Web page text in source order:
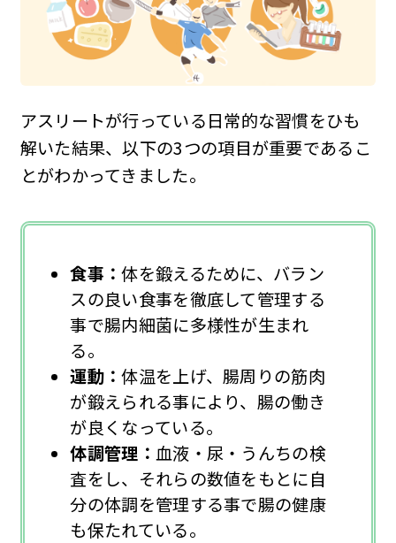
アスリートが行っている日常的な習慣をひも
解いた結果、以下の3つの項目が重要であるこ
とがわかってきました。
食事：体を鍛えるために、バラン
スの良い食事を徹底して管理する
事で腸内細菌に多様性が生まれ
る。
運動：体温を上げ、腸周りの筋肉
が鍛えられる事により、腸の働き
が良くなっている。
体調管理： 血液・尿・うんちの検
査をし、それらの数値をもとに自
分の体調を管理する事で腸の健康
も保たれている。